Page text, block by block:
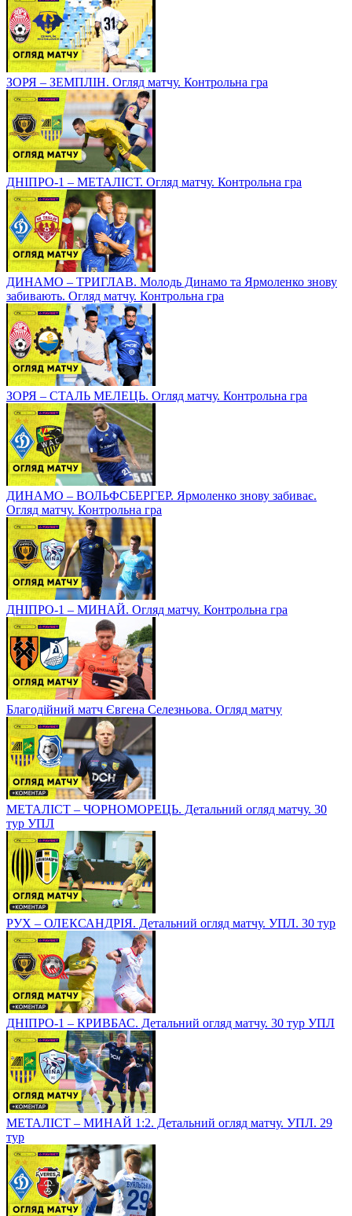
ЗОРЯ – ЗЕМПЛІН. Огляд матчу. Контрольна гра
ДНІПРО-1 – МЕТАЛІСТ. Огляд матчу. Контрольна гра
ДИНАМО – ТРИГЛАВ. Молодь Динамо та Ярмоленко знову
забивають. Огляд матчу. Контрольна гра
ЗОРЯ – СТАЛЬ МЕЛЕЦЬ. Огляд матчу. Контрольна гра
ДИНАМО – ВОЛЬФСБЕРГЕР. Ярмоленко знову забиває.
Огляд матчу. Контрольна гра
ДНІПРО-1 – МИНАЙ. Огляд матчу. Контрольна гра
Благодійний матч Євгена Селезньова. Огляд матчу
МЕТАЛІСТ – ЧОРНОМОРЕЦЬ. Детальний огляд матчу. 30
тур УПЛ
РУХ – ОЛЕКСАНДРІЯ. Детальний огляд матчу. УПЛ. 30 тур
ДНІПРО-1 – КРИВБАС. Детальний огляд матчу. 30 тур УПЛ
МЕТАЛІСТ – МИНАЙ 1:2. Детальний огляд матчу. УПЛ. 29
тур